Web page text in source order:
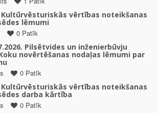
Kultūrvēsturiskās vērtības noteikšanas
lēmumi
0 Patīk
Pilsētvides un inženierbūvju
novērtēšanas nodaļas lēmumi par
0 Patīk
Kultūrvēsturiskās vērtības noteikšanas
darba kārtība
0 Patīk